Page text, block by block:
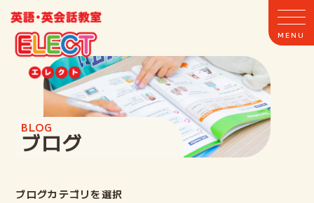
ホーム
BLOG
ブログ
ブログカテゴリを選択